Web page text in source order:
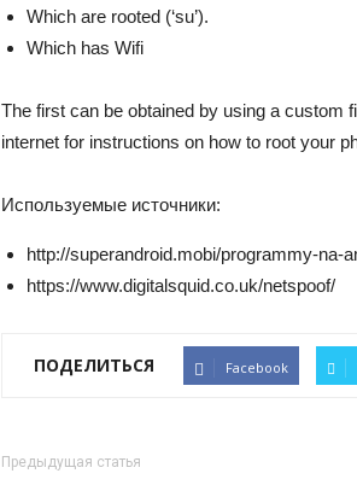
Which are rooted (‘su’).
Which has Wifi
The first can be obtained by using a custom
internet for instructions on how to root your
Используемые источники:
http://superandroid.mobi/programmy-na-
https://www.digitalsquid.co.uk/netspoof/
ПОДЕЛИТЬСЯ Facebook
Предыдущая статья